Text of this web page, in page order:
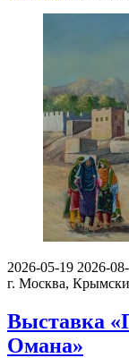
2026-05-19 2026-
г. Москва,
Выставка
Омана»